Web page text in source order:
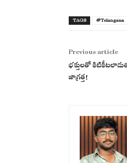
TAGS #Telangana
Previous article
భక్తులతో
జాగ్రత్త!